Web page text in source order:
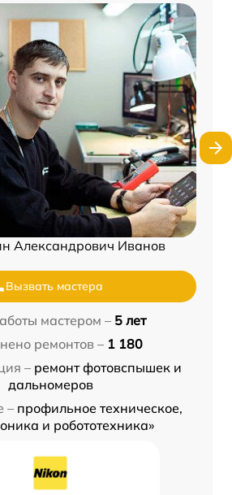
Александрович Иванов
Вызвать мастера
мастером – 5 лет
ремонтов – 1 180
– ремонт фотовспышек и
дальномеров
– профильное техническое,
и робототехника»